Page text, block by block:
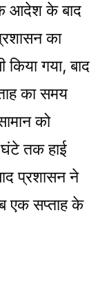
के आदेश के बाद
का
गया, बाद
का समय
को
तक हाई
प्रशासन ने
एक सप्ताह के